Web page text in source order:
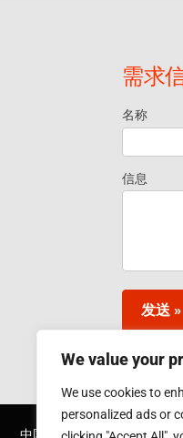
We value your
We use cookies to
personalized ads or
需求
名称
信息
发送 »
中国应达集团 是其一部分：